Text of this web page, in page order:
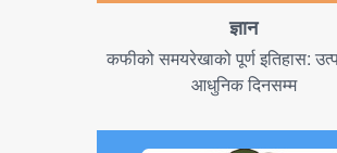
ज्ञान
कफीको समयरेखाको पूर्ण इतिहास:
आधुनिक दिनसम्म